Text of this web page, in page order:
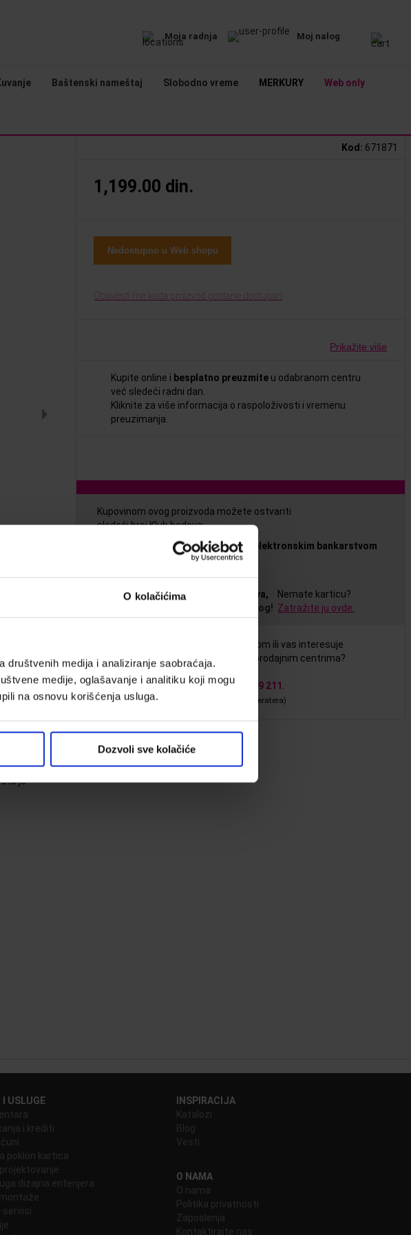
O kolačićima
društvenih medija i analiziranje saobraćaja.
medije, oglašavanje i analitiku koji mogu
na osnovu korišćenja usluga.
Dozvoli sve kolačiće
Moja radnja Moj nalog
Baštenski nameštaj Slobodno vreme MERKURY Web only
što je
Kod : 671871
1,199.00 din.
Nedostupno u Web shopu
Obavesti me kada proizvod postane dostupan
Prikažite više
Kupite online i besplatno preuzmite u odabranom centru
već sledeći radni dan.
Kliknite za više informacija o raspoloživosti i vremenu
preuzimanja.
Kupovinom ovog proizvoda možete ostvariti
sledeći broj Klub bodova:
za plaćanje gotovim novcem ili elektronskim bankarstvom
za plaćanja karticom
Za ostvarivanje pogodnosti članstva,
potrebno je da se prijavite u vaš nalog!
Nemate karticu?
Zatražite ju ovde.
Imate pitanje u vezi sa ovim proizvodom ili vas interesuje
dostupnost ovog proizvoda u našim prodajnim centrima?
Pitajte nas onlineili pozovite011 22 59 211
(Cena poziva po standardnom cenovniku operatera)
I USLUGE
i krediti
poklon kartica
dizajna enterijera
servisi
INSPIRACIJA
Katalozi
Blog
Vesti
O NAMA
O nama
Politika privatnosti
Zaposlenja
Kontaktirajte nas